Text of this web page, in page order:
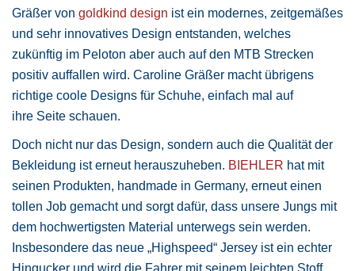
Gräßer von goldkind design ist ein modernes, zeitgemäßes
und sehr innovatives Design entstanden, welches
zukünftig im Peloton aber auch auf den MTB Strecken
positiv auffallen wird. Caroline Gräßer macht übrigens
richtige coole Designs für Schuhe, einfach mal auf
ihre Seite schauen.
Doch nicht nur das Design, sondern auch die Qualität der
Bekleidung ist erneut herauszuheben. BIEHLER hat mit
seinen Produkten, handmade in Germany, erneut einen
tollen Job gemacht und sorgt dafür, dass unsere Jungs mit
dem hochwertigsten Material unterwegs sein werden.
Insbesondere das neue „Highspeed“ Jersey ist ein echter
Hingucker und wird die Fahrer mit seinem leichten Stoff